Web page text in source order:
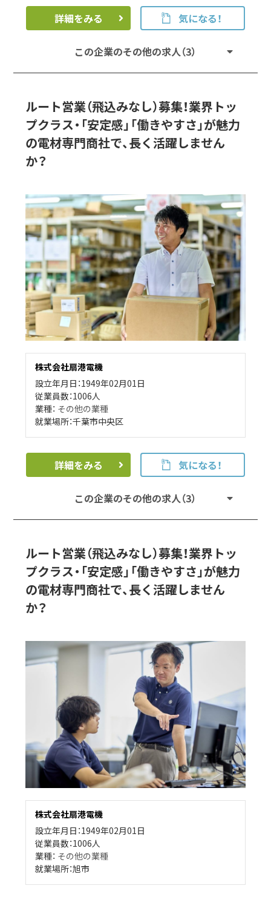
詳細をみる 気になる！
この企業のその他の求人（3）
ルート営業（飛込みなし）募集！業界トッ
プクラス・「安定感」「働きやすさ」が魅力
の電材専門商社で、長く活躍しません
か？
株式会社扇港電機
設立年月日：1949年02月01日
従業員数：1006人
業種： その他の業種
就業場所：千葉市中央区
詳細をみる 気になる！
この企業のその他の求人（3）
ルート営業（飛込みなし）募集！業界トッ
プクラス・「安定感」「働きやすさ」が魅力
の電材専門商社で、長く活躍しません
か？
株式会社扇港電機
設立年月日：1949年02月01日
従業員数：1006人
業種： その他の業種
就業場所：旭市